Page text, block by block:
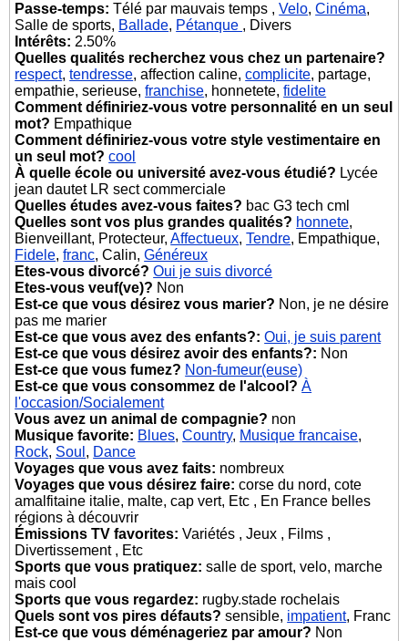
Passe-temps: Télé par mauvais temps ,Velo,Cinéma,
Salle de sports, Ballade, Pétanque , Divers
Intérêts: 2.50%
Quelles qualités recherchez vous chez un partenaire?
respect,tendresse, affection caline,complicite, partage,
empathie, serieuse,franchise, honnetete,fidelite
Comment définiriez-vous votre personnalité en un seul
mot? Empathique
Comment définiriez-vous votre style vestimentaire en
un seul mot? cool
À quelle école ou université avez-vous étudié? Lycée
jean dautet LR sect commerciale
Quelles études avez-vous faites? bac G3 tech cml
Quelles sont vos plus grandes qualités? honnete,
Bienveillant, Protecteur,Affectueux,Tendre, Empathique,
Fidele,franc, Calin,Généreux
Etes-vous divorcé? Oui je suis divorcé
Etes-vous veuf(ve)? Non
Est-ce que vous désirez vous marier? Non, je ne désire
pas me marier
Est-ce que vous avez des enfants?: Oui, je suis parent
Est-ce que vous désirez avoir des enfants?: Non
Est-ce que vous fumez? Non-fumeur(euse)
Est-ce que vous consommez de l'alcool? À
l'occasion/Socialement
Vous avez un animal de compagnie? non
Musique favorite: Blues,Country, Musique francaise,
Rock, Soul , Dance
Voyages que vous avez faits: nombreux
Voyages que vous désirez faire: corse du nord, cote
amalfitaine italie, malte, cap vert, Etc , En France belles
régions à découvrir
Émissions TV favorites: Variétés , Jeux , Films ,
Divertissement , Etc
Sports que vous pratiquez: salle de sport, velo, marche
mais cool
Sports que vous regardez: rugby.stade rochelais
Quels sont vos pires défauts? sensible, impatient, Franc
Est-ce que vous déménageriez par amour? Non